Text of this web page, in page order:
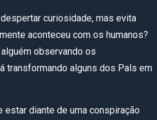
curiosidade, mas evita
aconteceu com os humanos?
observando os
transformando alguns dos Pals em
estar diante de uma conspiração